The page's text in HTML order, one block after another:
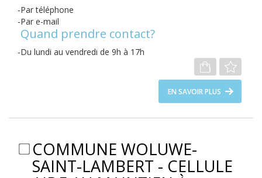
Par téléphone
Par e-mail
Quand prendre contact?
Du lundi au vendredi de 9h à 17h
EN SAVOIR PLUS
COMMUNE WOLUWE-
SAINT-LAMBERT - CELLULE